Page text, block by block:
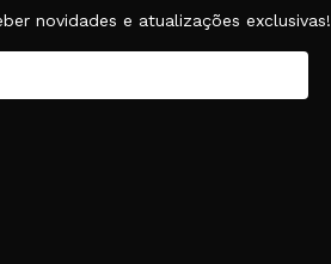
novidades e atualizações exclusivas!